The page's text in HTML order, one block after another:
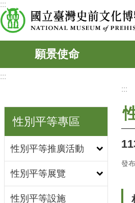
跳到主要內容區塊
:::
願景使命
:::
性別平等專區
性別平等推廣活動
性別平等展覽
性別平等設施
:::
發